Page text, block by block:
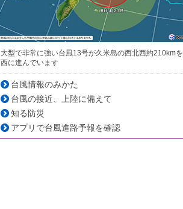
大型で非常に強い台風13号が久米島の西北西約210kmを
西に進んでいます
台風情報のみかた
台風の接近、上陸に備えて
知る防災
アプリで台風進路予報を確認